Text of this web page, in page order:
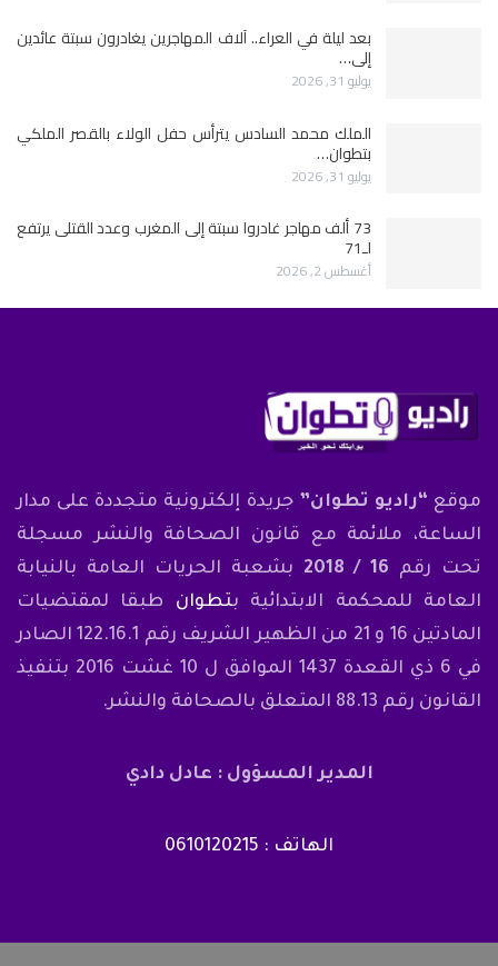
بعد ليلة في العراء.. آلاف المهاجرين يغادرون سبتة عائدين
إلى…
يوليو 31, 2026
الملك محمد السادس يترأس حفل الولاء بالقصر الملكي
بتطوان…
يوليو 31, 2026
73 ألف مهاجر غادروا سبتة إلى المغرب وعدد القتلى يرتفع
لـ71
أغسطس 2, 2026
موقع “راديو تطوان” جريدة إلكترونية متجددة على مدار
الساعة، ملائمة مع قانون الصحافة والنشر مسجلة
تحت رقم 16 / 2018
بشعبة الحريات العامة بالنيابة
العامة للمحكمة الابتدائية بتطوان طبقا لمقتضيات
المادتين 16 و 21 من الظهير الشريف رقم 122.16.1 الصادر
في 6 ذي القعدة 1437 الموافق ل 10 غشت 2016 بتنفيذ
القانون رقم 88.13 المتعلق بالصحافة والنشر.
المدير المسؤول : عادل دادي
الهاتف : 0610120215